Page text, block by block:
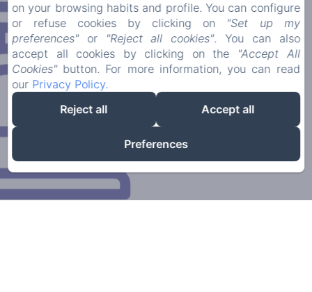
on your browsing habits and profile. You can configure
or refuse cookies by clicking on "Set up my
preferences"or "Reject all cookies". You can also
accept all cookies by clicking on the "Accept All
Cookies"button. For more information, you can read
our Privacy Policy.
Reject all
Accept all
Preferences